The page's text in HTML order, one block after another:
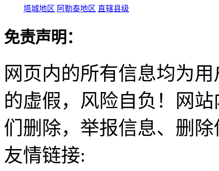
塔城地区 阿勒泰地区 直辖县级
免责声明：
网页内的所有信息均为
的虚假，风险自负！网
们删除，举报信息、删
友情链接: